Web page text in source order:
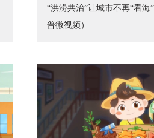
“洪涝共治”让城市不再“看海
普微视频）